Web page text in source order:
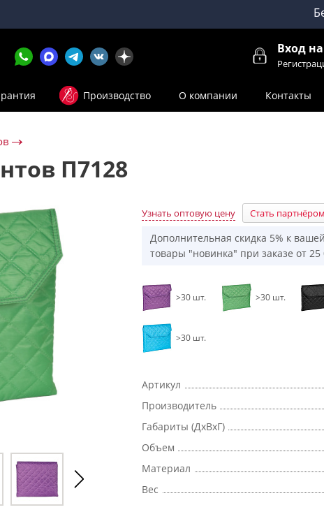
Вход
Производство О компании Контакты
П7128
Узнать оптовую цену Стать партнёром
Дополнительная скидка 5% к
товары "новинка" при заказе от 25
>30 шт. >30 шт.
>30 шт.
Артикул
Производитель
Габариты (ДхВхГ)
Объем
Материал
Вес